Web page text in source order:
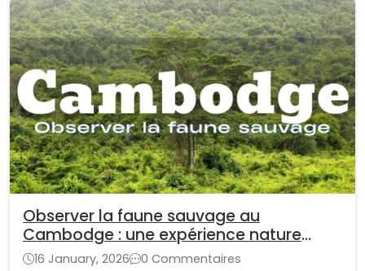
Observer la faune sauvage au
Cambodge : une expérience nature
unique en Asie du Sud-Est
16 January, 2026
0 Commentaires